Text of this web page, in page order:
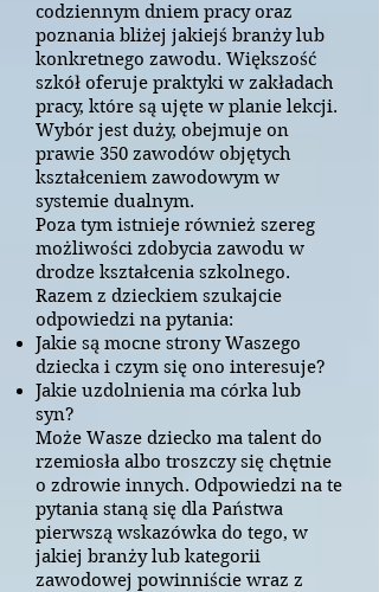
codziennym dniem pracy oraz
poznania bliżej jakiejś branży lub
konkretnego zawodu. Większość
szkół oferuje praktyki w zakładach
pracy, które są ujęte w planie lekcji.
Wybór jest duży, obejmuje on
prawie 350 zawodów objętych
kształceniem zawodowym w
systemie dualnym.
Poza tym istnieje również szereg
możliwości zdobycia zawodu w
drodze kształcenia szkolnego.
Razem z dzieckiem szukajcie
odpowiedzi na pytania:
Jakie są mocne strony Waszego
dziecka i czym się ono interesuje?
Jakie uzdolnienia ma córka lub
syn?
Może Wasze dziecko ma talent do
rzemiosła albo troszczy się chętnie
o zdrowie innych. Odpowiedzi na te
pytania staną się dla Państwa
pierwszą wskazówka do tego, w
jakiej branży lub kategorii
zawodowej powinniście wraz z